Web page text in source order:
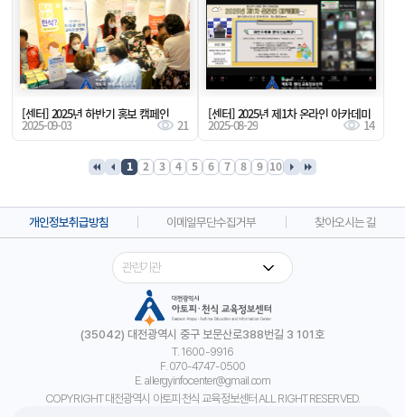
[센터] 2025년 하반기 홍보 캠페인
2025-09-03 21
[센터] 2025년 제1차 온라인 아카데미
2025-08-29 14
1 2 3 4 5 6 7 8 9 10
개인정보취급방침 이메일무단수집거부 찾아오시는 길
(35042) 대전광역시 중구 보문산로388번길 3 101호
T. 1600-9916
F. 070-4747-0500
E. allergyinfocenter@gmail.com
COPYRIGHT 대전광역시 아토피·천식 교육정보센터 ALL RIGHT RESERVED.